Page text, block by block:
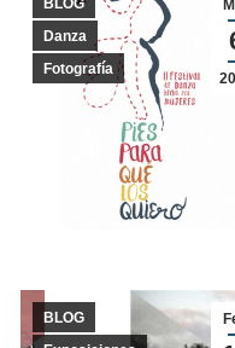
BLOG
Danza
Fotografía
BLOG